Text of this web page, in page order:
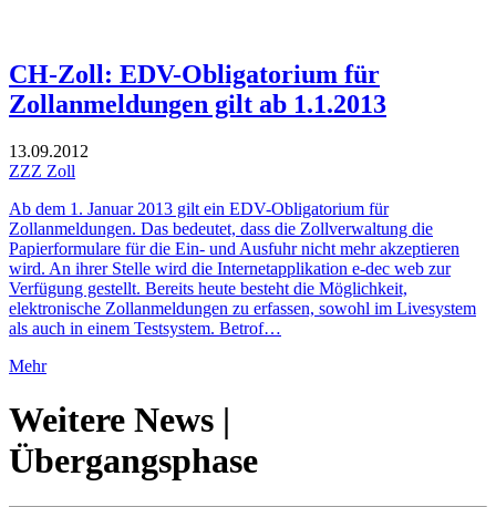
CH-Zoll: EDV-Obligatorium für
Zollanmeldungen gilt ab 1.1.2013
13.09.2012
ZZZ Zoll
Ab dem 1. Januar 2013 gilt ein EDV-Obligatorium für
Zollanmeldungen. Das bedeutet, dass die Zollverwaltung die
Papierformulare für die Ein- und Ausfuhr nicht mehr akzeptieren
wird. An ihrer Stelle wird die Internetapplikation e-dec web zur
Verfügung gestellt. Bereits heute besteht die Möglichkeit,
elektronische Zollanmeldungen zu erfassen, sowohl im Livesystem
als auch in einem Testsystem. Betrof…
Mehr
Weitere News |
Übergangsphase